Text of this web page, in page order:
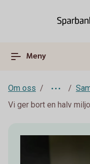
Meny
Om oss
Vi ger bort en halv